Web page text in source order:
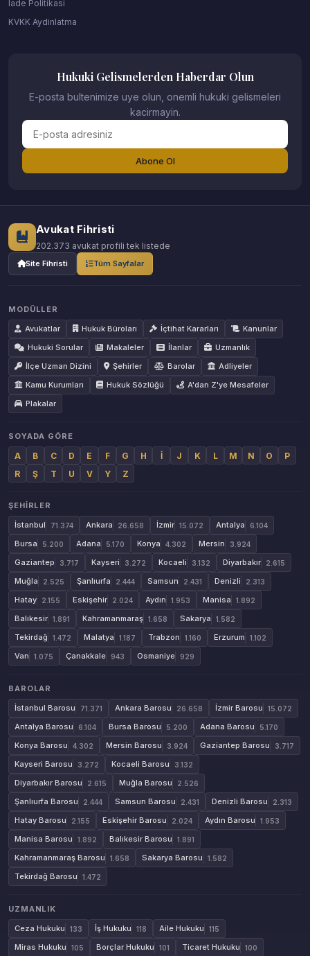
Iade Politikasi
KVKK Aydinlatma
Hukuki Gelismelerden Haberdar Olun
E-posta bultenimize uye olun, onemli hukuki gelismeleri
kacirmayin.
Abone Ol
Avukat Fihristi
202.373 avukat profili tek listede
Site Fihristi Tüm Sayfalar
MODÜLLER
Avukatlar
Hukuk Büroları İçtihat Kararları
Kanunlar
Hukuki Sorular
Makaleler İlanlar
Uzmanlık
İlçe Uzman Dizini
Şehirler Barolar
Adliyeler
Kamu Kurumları
Hukuk Sözlüğü
A'dan Z'ye Mesafeler
Plakalar
SOYADA GÖRE
A B C D E F G H İ J K L M N O
P
R
Ş T U V Y Z
ŞEHIRLER
İstanbul
71.374 Ankara 26.658 İzmir 15.072 Antalya 6.104
Bursa 5.200 Adana 5.170 Konya 4.302 Mersin 3.924
Gaziantep 3.717 Kayseri 3.272 Kocaeli 3.132 Diyarbakır 2.615
Muğla 2.525 Şanlıurfa 2.444 Samsun 2.431 Denizli 2.313
Hatay 2.155 Eskişehir 2.024 Aydın 1.953 Manisa 1.892
Balıkesir 1.891 Kahramanmaraş 1.658 Sakarya 1.582
Tekirdağ 1.472 Malatya 1.187 Trabzon 1.160 Erzurum 1.102
Van 1.075 Çanakkale 943 Osmaniye 929
BAROLAR
İstanbul Barosu
71.371 Ankara Barosu 26.658 İzmir Barosu 15.072
Antalya Barosu 6.104 Bursa Barosu 5.200 Adana Barosu 5.170
Konya Barosu 4.302 Mersin Barosu 3.924 Gaziantep Barosu 3.717
Kayseri Barosu 3.272 Kocaeli Barosu 3.132
Diyarbakır Barosu 2.615 Muğla Barosu 2.526
Şanlıurfa Barosu 2.444 Samsun Barosu 2.431 Denizli Barosu 2.313
Hatay Barosu 2.155 Eskişehir Barosu 2.024 Aydın Barosu 1.953
Manisa Barosu 1.892 Balıkesir Barosu 1.891
Kahramanmaraş Barosu 1.658 Sakarya Barosu 1.582
Tekirdağ Barosu 1.472
UZMANLIK
Ceza Hukuku
133 İş Hukuku 118 Aile Hukuku 115
Miras Hukuku 105 Borçlar Hukuku 101 Ticaret Hukuku 100